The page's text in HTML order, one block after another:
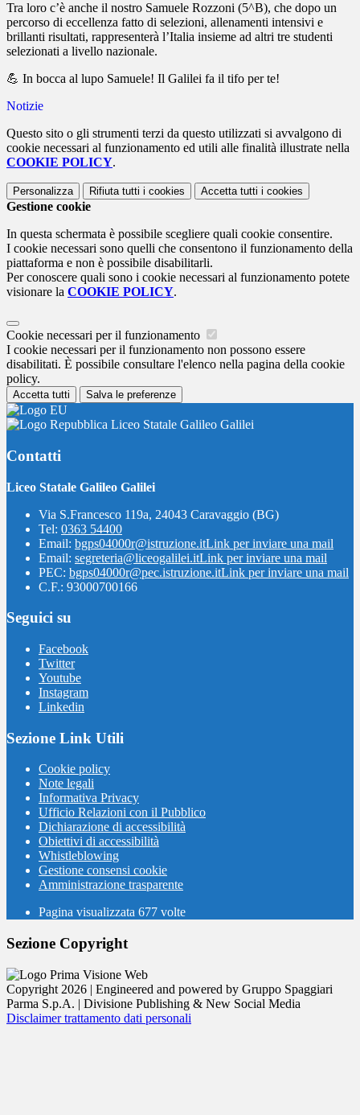
Tra loro c’è anche il nostro Samuele Rozzoni (5^B), che dopo un
percorso di eccellenza fatto di selezioni, allenamenti intensivi e
brillanti risultati, rappresenterà l’Italia insieme ad altri tre studenti
selezionati a livello nazionale.
💪 In bocca al lupo Samuele! Il Galilei fa il tifo per te!
Notizie
Questo sito o gli strumenti terzi da questo utilizzati si avvalgono di
cookie necessari al funzionamento ed utili alle finalità illustrate nella
COOKIE POLICY.
Personalizza Rifiuta tutti i cookies Accetta tutti i cookies
Gestione cookie
In questa schermata è possibile scegliere quali cookie consentire.
I cookie necessari sono quelli che consentono il funzionamento della
piattaforma e non è possibile disabilitarli.
Per conoscere quali sono i cookie necessari al funzionamento potete
visionare la COOKIE POLICY.
Cookie necessari per il funzionamento
I cookie necessari per il funzionamento non possono essere
disabilitati. È possibile consultare l'elenco nella pagina della cookie
policy.
Accetta tutti Salva le preferenze
Liceo Statale Galileo Galilei
Contatti
Liceo Statale Galileo Galilei
Via S.Francesco 119a, 24043 Caravaggio (BG)
Tel: 0363 54400
Email: bgps04000r@istruzione.itLink per inviare una mail
Email: segreteria@liceogalilei.itLink per inviare una mail
PEC: bgps04000r@pec.istruzione.itLink per inviare una mail
C.F.: 93000700166
Seguici su
Facebook
Twitter
Youtube
Instagram
Linkedin
Sezione Link Utili
Cookie policy
Note legali
Informativa Privacy
Ufficio Relazioni con il Pubblico
Dichiarazione di accessibilità
Obiettivi di accessibilità
Whistleblowing
Gestione consensi cookie
Amministrazione trasparente
Pagina visualizzata 677 volte
Sezione Copyright
Copyright 2026 | Engineered and powered by Gruppo Spaggiari
Parma S.p.A. | Divisione Publishing & New Social Media
Disclaimer trattamento dati personali